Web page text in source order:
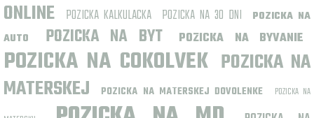
ONLINE POZICKA KALKULACKA POZICKA NA 30 DNI
POZICKA NA
AUTO
POZICKA NA BYT POZICKA NA BYVANIE
POZICKA NA COKOLVEK POZICKA NA
MATERSKEJ
POZICKA NA MATERSKEJ DOVOLENKE
POZICKA NA